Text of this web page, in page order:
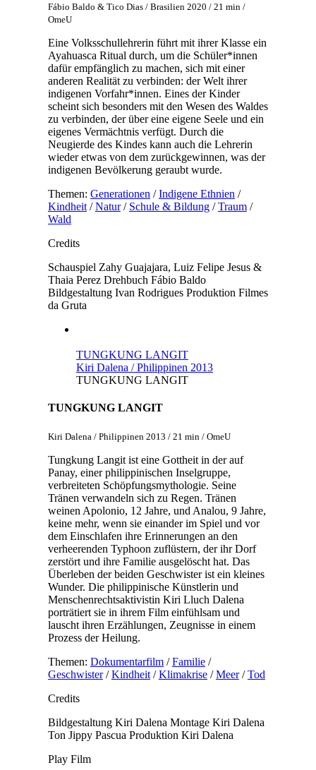
Fábio Baldo & Tico Dias / Brasilien 2020 / 21 min /
OmeU
Eine Volksschullehrerin führt mit ihrer Klasse ein
Ayahuasca Ritual durch, um die Schüler*innen
dafür empfänglich zu machen, sich mit einer
anderen Realität zu verbinden: der Welt ihrer
indigenen Vorfahr*innen. Eines der Kinder
scheint sich besonders mit den Wesen des Waldes
zu verbinden, der über eine eigene Seele und ein
eigenes Vermächtnis verfügt. Durch die
Neugierde des Kindes kann auch die Lehrerin
wieder etwas von dem zurückgewinnen, was der
indigenen Bevölkerung geraubt wurde.
Themen: Generationen /Indigene Ethnien /
Kindheit/Natur/ Schule & Bildung/Traum/
Wald
Credits
Schauspiel Zahy Guajajara, Luiz Felipe Jesus &
Thaia Perez Drehbuch Fábio Baldo
Bildgestaltung Ivan Rodrigues Produktion Filmes
da Gruta
TUNGKUNG LANGIT
Kiri Dalena / Philippinen 2013
TUNGKUNG LANGIT
TUNGKUNG LANGIT
Kiri Dalena / Philippinen 2013 / 21 min / OmeU
Tungkung Langit ist eine Gottheit in der auf
Panay, einer philippinischen Inselgruppe,
verbreiteten Schöpfungsmythologie. Seine
Tränen verwandeln sich zu Regen. Tränen
weinen Apolonio, 12 Jahre, und Analou, 9 Jahre,
keine mehr, wenn sie einander im Spiel und vor
dem Einschlafen ihre Erinnerungen an den
verheerenden Typhoon zuflüstern, der ihr Dorf
zerstört und ihre Familie ausgelöscht hat. Das
Überleben der beiden Geschwister ist ein kleines
Wunder. Die philippinische Künstlerin und
Menschenrechtsaktivistin Kiri Lluch Dalena
porträtiert sie in ihrem Film einfühlsam und
lauscht ihren Erzählungen, Zeugnisse in einem
Prozess der Heilung.
Themen: Dokumentarfilm/Familie/
Geschwister/Kindheit/Klimakrise/Meer/Tod
Credits
Bildgestaltung Kiri Dalena Montage Kiri Dalena
Ton Jippy Pascua Produktion Kiri Dalena
Play Film